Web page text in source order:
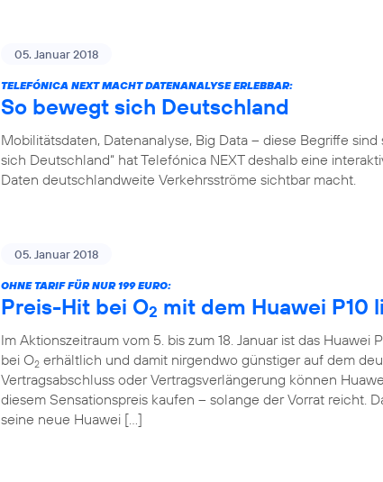
05. Januar 2018
TELEFÓNICA NEXT MACHT DATENANALYSE ERLEBBAR:
So bewegt sich Deutschland
Mobilitätsdaten, Datenanalyse, Big Data – diese Begriffe
sich Deutschland“ hat Telefónica NEXT deshalb eine
Daten deutschlandweite Verkehrsströme sichtbar macht.
05. Januar 2018
OHNE TARIF FÜR NUR 199 EURO:
Preis-Hit bei O2 mit dem Huawei P10
Im Aktionszeitraum vom 5. bis zum 18. Januar ist das Huawei
bei O2 erhältlich und damit nirgendwo günstiger auf dem
Vertragsabschluss oder Vertragsverlängerung können
diesem Sensationspreis kaufen – solange der Vorrat reicht.
seine neue Huawei […]